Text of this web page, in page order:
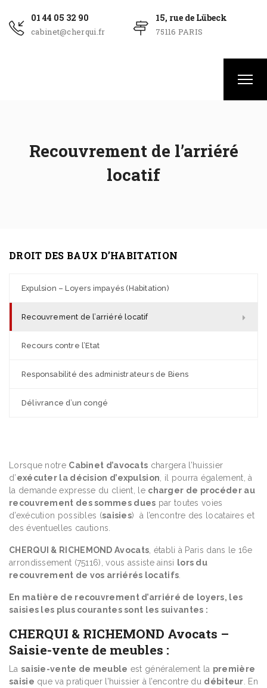
01 44 05 32 90
cabinet@cherqui.fr
15, rue de Lübeck
75116 PARIS
Recouvrement de l’arriéré
locatif
DROIT DES BAUX D’HABITATION
Expulsion – Loyers impayés (Habitation)
Recouvrement de l’arriéré locatif
Recours contre l’Etat
Responsabilité des administrateurs de Biens
Délivrance d’un congé
Lorsque notre Cabinet d’avocats chargera l’huissier
d’exécuter la décision d’expulsion , il pourra également, à
la demande expresse du client, le charger de procéder au
recouvrement des sommes dues par toutes voies
d’exécution possibles (saisies) à l’encontre des locataires et
des éventuelles cautions.
CHERQUI & RICHEMOND Avocats , établi à Paris dans le 16e
arrondissement (75116), vous assiste ainsi lors du
recouvrement de vos arriérés locatifs
En matière de recouvrement d’arriéré de loyers, les
saisies les plus courantes sont les suivantes :
CHERQUI & RICHEMOND Avocats –
Saisie-vente de meubles :
La saisie-vente de meuble est généralement la première
saisie que va pratiquer l’huissier à l’encontre du débiteur . En